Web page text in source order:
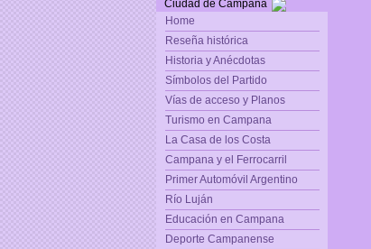
Ciudad de Campana
Home
Reseña histórica
Historia y Anécdotas
Símbolos del Partido
Vías de acceso y Planos
Turismo en Campana
La Casa de los Costa
Campana y el Ferrocarril
Primer Automóvil Argentino
Río Luján
Educación en Campana
Deporte Campanense